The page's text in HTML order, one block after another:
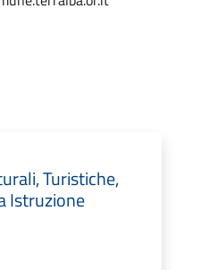
Turistiche,
Istruzione